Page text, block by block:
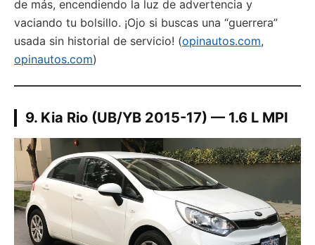
de más, encendiendo la luz de advertencia y
vaciando tu bolsillo. ¡Ojo si buscas una “guerrera”
usada sin historial de servicio! (opinautos.com,
opinautos.com)
9. Kia Rio (UB/YB 2015-17) — 1.6 L MPI